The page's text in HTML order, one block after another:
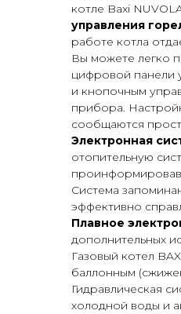
котле Baxi
управления
работе котла
Вы можете легко
цифровой панели
и кнопочным
прибора.
сообщаются
Электронная
отопительную
Система
эффективно
Плавное
дополнительных
Газовый котел
баллонным
Гидравлическая
холодной воды и